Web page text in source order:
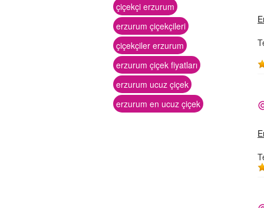
çiçekçi erzurum
erzurum çiçekçileri
çiçekçiler erzurum
erzurum çiçek fiyatları
erzurum ucuz çiçek
erzurum en ucuz çiçek